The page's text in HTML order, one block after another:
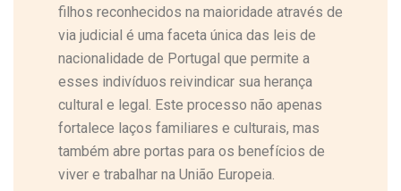
filhos reconhecidos na maioridade através de
via judicial é uma faceta única das leis de
nacionalidade de Portugal que permite a
esses indivíduos reivindicar sua herança
cultural e legal. Este processo não apenas
fortalece laços familiares e culturais, mas
também abre portas para os benefícios de
viver e trabalhar na União Europeia.